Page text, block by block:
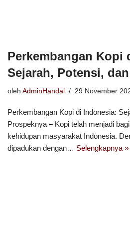
Perkembangan Kopi
Sejarah, Potensi,
oleh AdminHandal 29 November
Perkembangan Kopi di Indonesia:
Prospeknya – Kopi telah menjadi
kehidupan masyarakat Indonesia.
dipadukan dengan… Selengkapnya »